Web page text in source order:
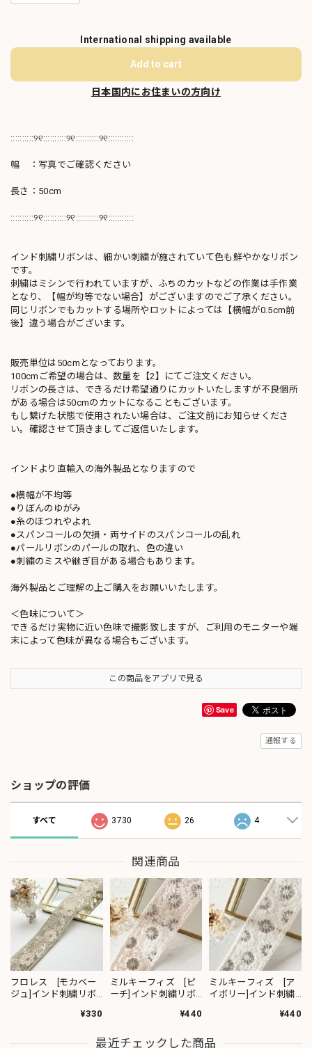
International shipping available
Add to cart
日本国内にお住まいの方向け
::::::::::୨୧::::::::::୨୧::::::::::୨୧:::::::::::
幅 ：写真でご確認ください
長さ：50cm
::::::::::୨୧::::::::::୨୧::::::::::୨୧:::::::::::
インド刺繍リボンは、細かい刺繍が施されていて色も鮮やかなリボン
です。
刺繍はミシンで行われていますが、ふちのカットなどの作業は手作業
となり、【幅が均等でない場合】がございますのでご了承ください。
同じリボンでもカットする場所やロットによっては【横幅が0.5cm前
後】違う場合がございます。
販売単位は50cmとなっております。
100cmご希望の場合は、数量を【2】にてご注文ください。
リボンの長さは、できるだけ希望通りにカットいたしますが不良個所
がある場合は50cmのカットになることもございます。
もし繋げた状態で使用されたい場合は、ご注文前にお知らせくださ
い。確認させて頂きましてご返信いたします。
インドより直輸入の海外製品となりますので
●横幅が不均等
●りぼんのゆがみ
●糸のほつれやよれ
●スパンコールの欠損・両サイドのスパンコールの乱れ
●パールリボンのパールの取れ、色の違い
●刺繍のミスや継ぎ目がある場合もあります。
海外製品とご理解の上ご購入をお願いいたします。
＜色味について＞
できるだけ実物に近い色味で撮影致しますが、ご利用のモニターや端
末によって色味が異なる場合もございます。
この商品をアプリで見る
Save
通報する
ショップの評価
すべて 3730 26 4
関連商品
フロレス [モカベー
ジュ]インド刺繍リボ
¥330
ミルキーフィズ [ピ
ーチ]インド刺繍リボ
¥440
ミルキーフィズ [ア
イボリー]インド刺繍
¥440
最近チェックした商品